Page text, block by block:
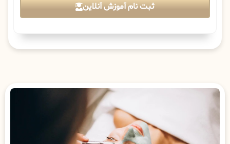
ثبت نام آموزش آنلاین